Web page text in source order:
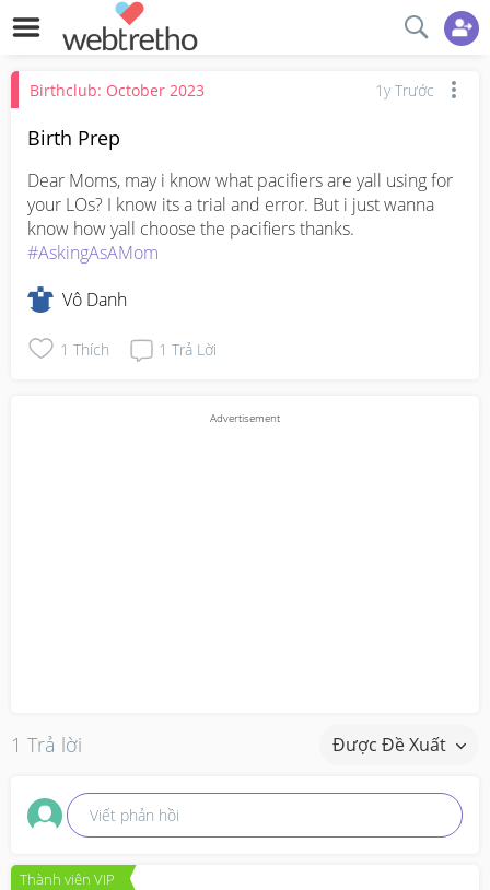
Birthclub: October 2023 1y Trước
Birth Prep
Dear Moms, may i know what pacifiers are yall using for
your LOs? I know its a trial and error. But i just wanna
#AskingAsAMom
Vô Danh
1 Thích 1 Trả Lời
1 Trả lời Được Đề Xuất
Viết phản hồi
Thành viên VIP